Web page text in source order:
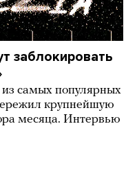
заблокировать
самых популярных
крупнейшую
месяца. Интервью